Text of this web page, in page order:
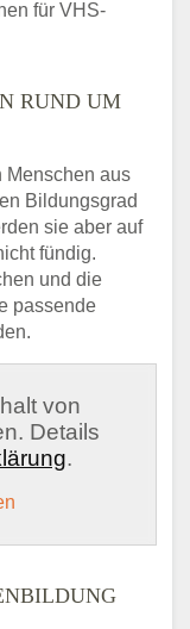
für VHS-
RUND UM
Menschen aus
Bildungsgrad
sie aber auf
fündig.
und die
passende
von
Details
.